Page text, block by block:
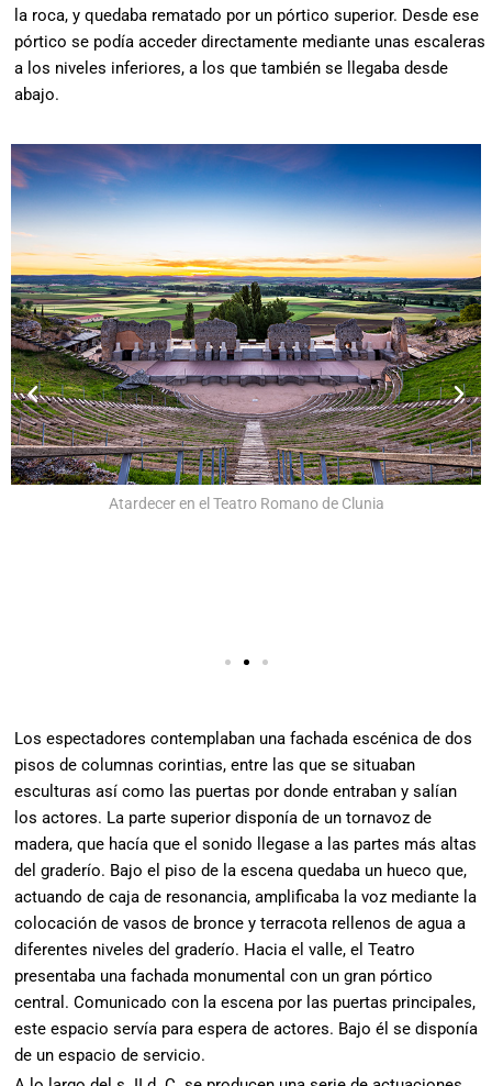
la roca, y quedaba rematado por un pórtico superior. Desde ese
pórtico se podía acceder directamente mediante unas escaleras
a los niveles inferiores, a los que también se llegaba desde
abajo.
Atardecer en el Teatro Romano de Clunia
esculturas así como las puertas por donde entraban y salían
del graderío. Bajo el piso de la escena quedaba un hueco que,
actuando de caja de resonancia, amplificaba la voz mediante la
colocación de vasos de bronce y terracota rellenos de agua a
diferentes niveles del graderío. Hacia el valle, el Teatro
presentaba una fachada monumental con un gran pórtico
central. Comunicado con la escena por las puertas principales,
este espacio servía para espera de actores. Bajo él se disponía
de un espacio de servicio.
A lo largo del s. II d. C. se producen una serie de actuaciones
en la zona de la cávea inferior, orquestra y escena que, en
conjunto, concluyen con su transformación en un espacio
acondicionado para espectáculos más propios de un anfiteatro
o circo.